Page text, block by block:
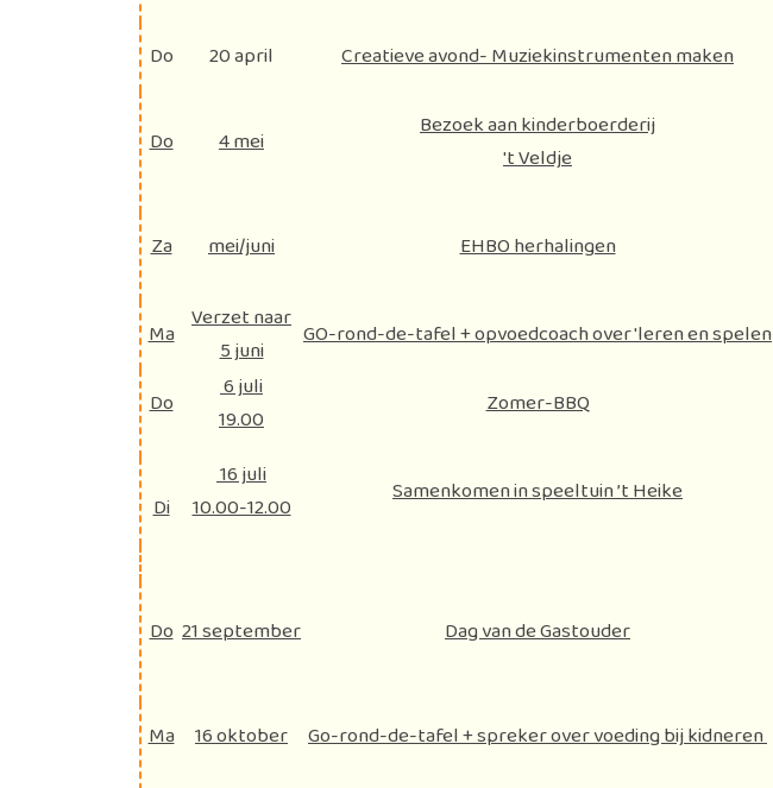
Do 20 april Creatieve avond- Muziekinstrumenten maken
Do 4 mei
Bezoek aan kinderboerderij
't Veldje
Za mei/juni EHBO herhalingen
Ma Verzet naar
5 juni
GO-rond-de-tafel + opvoedcoach over 'leren en spelen
Do
6 juli
19.00
Zomer-BBQ
Di
16 juli
10.00-12.00
Samenkomen in speeltuin ’t Heike
Do 21 september Dag van de Gastouder
Ma 16 oktober Go-rond-de-tafel + spreker over voeding bij kidneren